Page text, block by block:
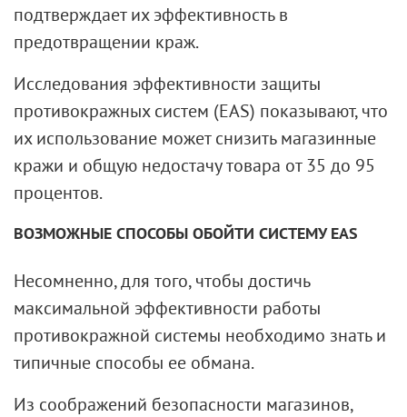
подтверждает их эффективность в
предотвращении краж.
Исследования эффективности защиты
противокражных систем (EAS) показывают, что
их использование может снизить магазинные
кражи и общую недостачу товара от 35 до 95
процентов.
ВОЗМОЖНЫЕ СПОСОБЫ ОБОЙТИ СИСТЕМУ EAS
Несомненно, для того, чтобы достичь
максимальной эффективности работы
противокражной системы необходимо знать и
типичные способы ее обмана.
Из соображений безопасности магазинов,